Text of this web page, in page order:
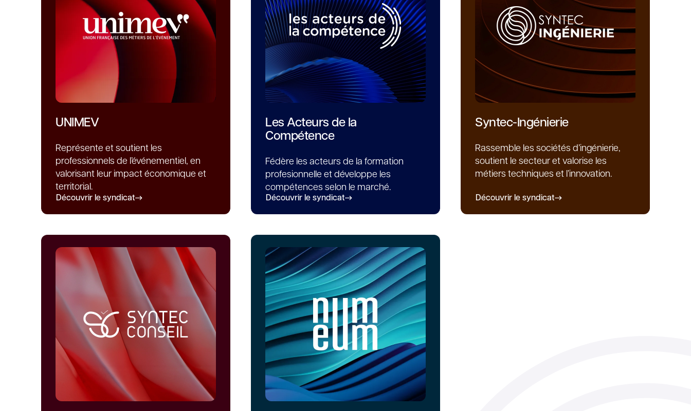
UNIMEV
Représente et soutient les
professionnels de l’événementiel, en
valorisant leur impact économique et
territorial.
Découvrir le syndicat
Les Acteurs de la
Compétence
Fédère les acteurs de la formation
profesionnelle et développe les
compétences selon le marché.
Découvrir le syndicat
Syntec-Ingénierie
Rassemble les sociétés d’ingénierie,
soutient le secteur et valorise les
métiers techniques et l’innovation.
Découvrir le syndicat